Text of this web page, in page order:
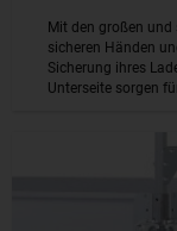
Mit den großen
sicheren Händen
Sicherung ihres
Unterseite sorgen